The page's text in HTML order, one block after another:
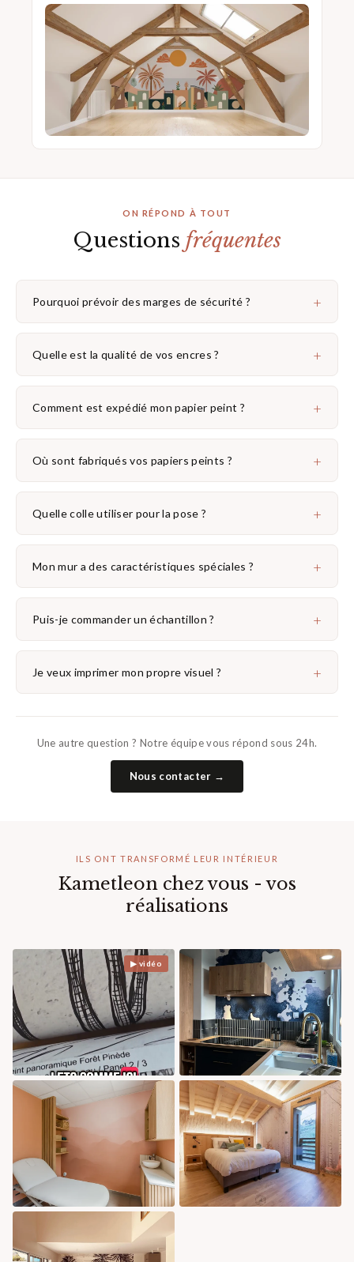
ON RÉPOND À TOUT
Questions fréquentes
Pourquoi prévoir des marges de sécurité ? +
Quelle est la qualité de vos encres ? +
Comment est expédié mon papier peint ? +
Où sont fabriqués vos papiers peints ? +
Quelle colle utiliser pour la pose ? +
Mon mur a des caractéristiques spéciales ? +
Puis-je commander un échantillon ? +
Je veux imprimer mon propre visuel ? +
Une autre question ? Notre équipe vous répond sous 24h.
Nous contacter →
ILS ONT TRANSFORMÉ LEUR INTÉRIEUR
Kametleon chez vous - vos
réalisations
▶ vidéo